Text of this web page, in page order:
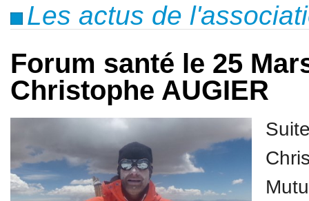
Les actus de
Forum santé le 25
Christophe AUGIER